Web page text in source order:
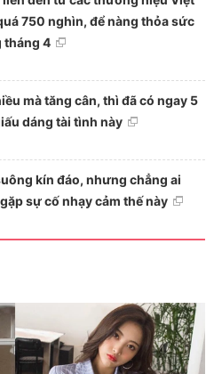
750 nghìn, để nàng thỏa sức
tháng 4
mà tăng cân, thì đã có ngay 5
dáng tài tình này
kín đáo, nhưng chẳng ai
sự cố nhạy cảm thế này